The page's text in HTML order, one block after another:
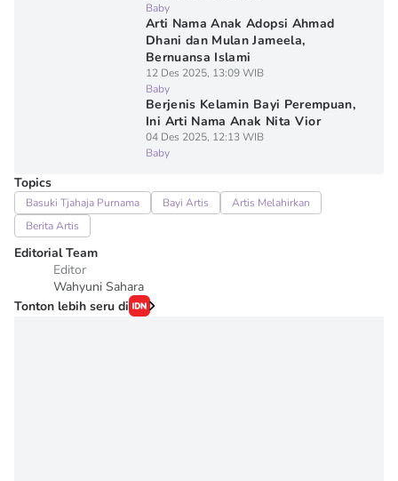
Baby
Arti Nama Anak Adopsi Ahmad
Dhani dan Mulan Jameela,
Bernuansa Islami
12 Des 2025, 13:09 WIB
Baby
Berjenis Kelamin Bayi Perempuan,
Ini ⁠Arti Nama Anak Nita Vior
04 Des 2025, 12:13 WIB
Baby
Topics
Basuki Tjahaja Purnama Bayi Artis
Artis Melahirkan
Berita Artis
Editorial Team
Editor
Wahyuni Sahara
Tonton lebih seru di